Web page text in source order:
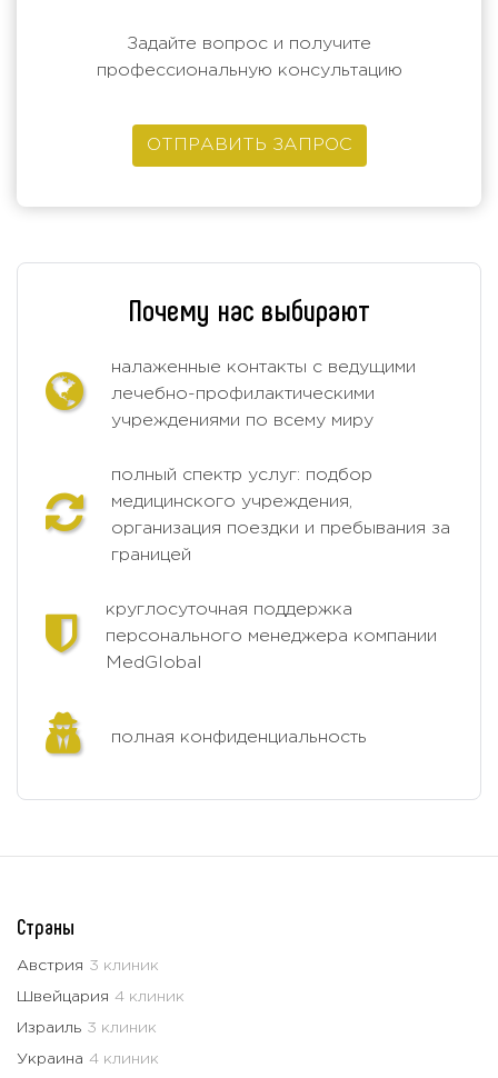
Задайте вопрос и получите
профессиональную консультацию
ОТПРАВИТЬ ЗАПРОС
Почему нас выбирают
налаженные контакты с ведущими
лечебно-профилактическими
учреждениями по всему миру
полный спектр услуг: подбор
медицинского учреждения,
организация поездки и пребывания за
границей
круглосуточная поддержка
персонального менеджера компании
MedGlobal
полная конфиденциальность
Страны
Австрия 3 клиник
Швейцария 4 клиник
Израиль 3 клиник
Украина 4 клиник